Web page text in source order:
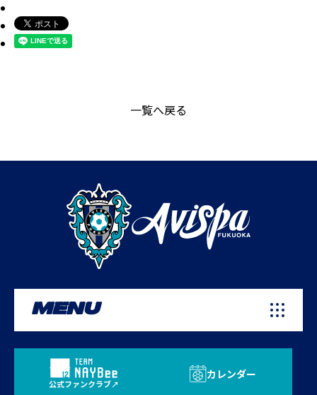
一覧へ戻る
MENU
公式ファンクラブ
カレンダー